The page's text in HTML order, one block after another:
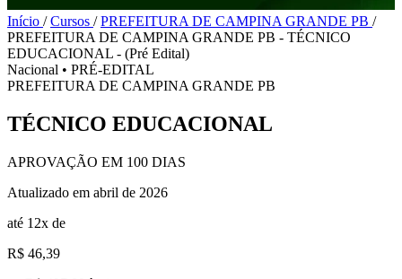
Início / Cursos / PREFEITURA DE CAMPINA GRANDE PB /
PREFEITURA DE CAMPINA GRANDE PB - TÉCNICO
EDUCACIONAL - (Pré Edital)
Nacional • PRÉ-EDITAL
PREFEITURA DE CAMPINA GRANDE PB
TÉCNICO EDUCACIONAL
APROVAÇÃO EM 100 DIAS
Atualizado em abril de 2026
até 12x de
R$ 46,39